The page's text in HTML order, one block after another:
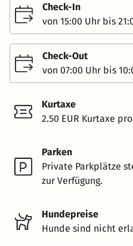
Check-In
von 15:00 Uhr bis
Check-Out
von 07:00 Uhr bis
Kurtaxe
2.50 EUR Kurtaxe
Parken
Private Parkplätze
zur Verfügung.
Hundepreise
Hunde sind nicht